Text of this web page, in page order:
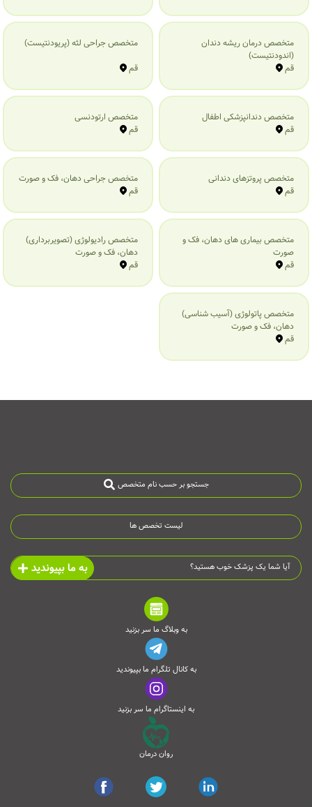
متخصص درمان ریشه دندان
(اندودنتیست)
متخصص جراحی لثه (پریودنتیست)
متخصص دندانپزشکی اطفال
متخصص ارتودنسی
متخصص پروتزهای دندانی
متخصص جراحی دهان، فک و صورت
متخصص بیماری‌ های دهان، فک و
صورت
متخصص رادیولوژی (تصویربرداری)
دهان، فک و صورت
متخصص پاتولوژی (آسیب شناسی)
دهان، فک و صورت
جستجو بر حسب نام متخصص
لیست تخصص ها
آیا شما یک پزشک خوب هستید؟ به ما بپیوندید
به وبلاگ ما سر بزنید
به کانال تلگرام ما بپیوندید
به اینستاگرام ما سر بزنید
روان درمان